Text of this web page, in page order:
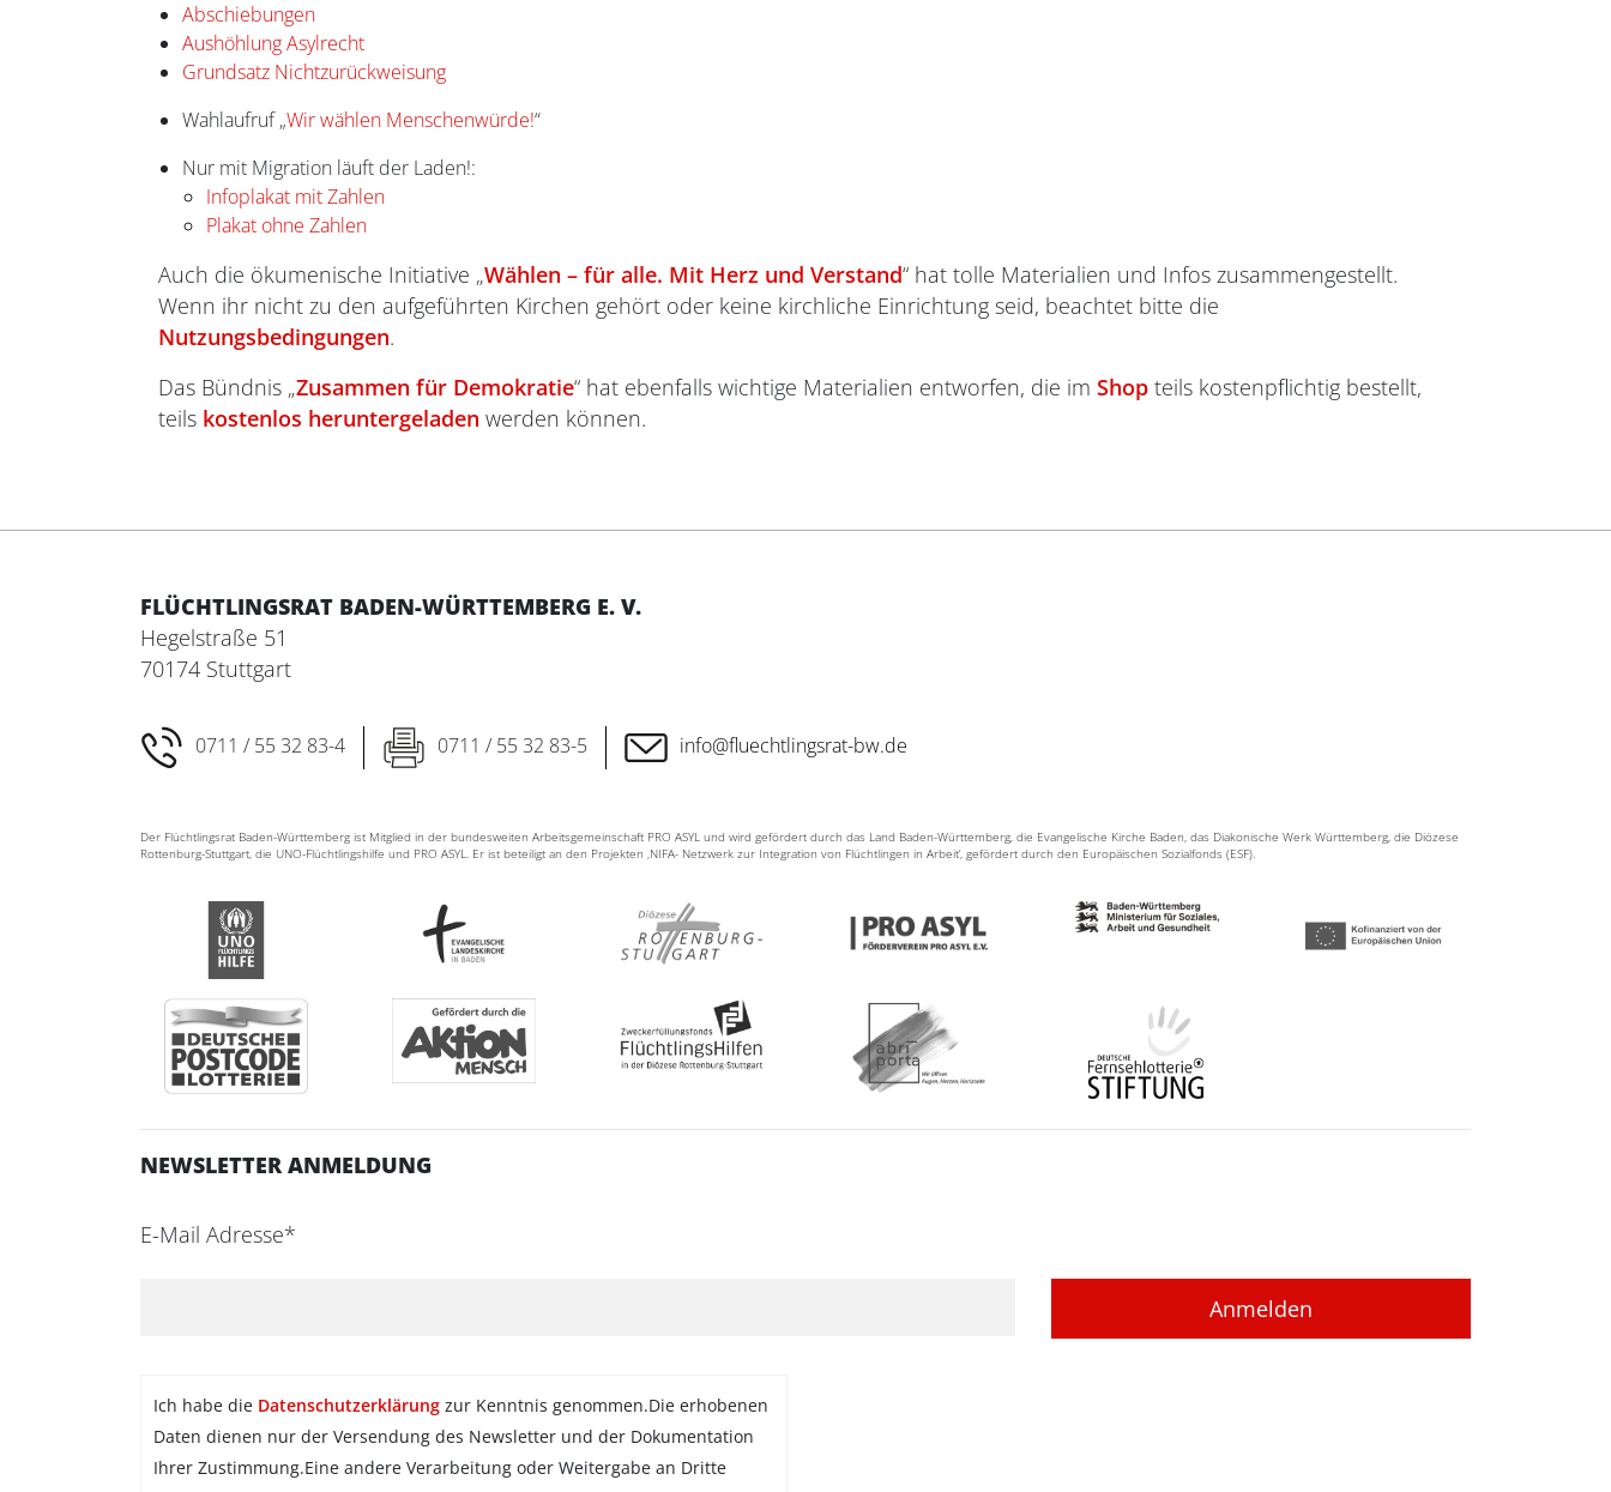
Abschiebungen
Aushöhlung Asylrecht
Grundsatz Nichtzurückweisung
Wahlaufruf „Wir wählen Menschenwürde!“
Nur mit Migration läuft der Laden!:
Infoplakat mit Zahlen
Plakat ohne Zahlen
Auch die ökumenische Initiative „Wählen – für alle. Mit Herz und Verstand“ hat tolle Materialien und Infos zusammengestellt.
Wenn ihr nicht zu den aufgeführten Kirchen gehört oder keine kirchliche Einrichtung seid, beachtet bitte die
Nutzungsbedingungen.
Das Bündnis „Zusammen für Demokratie“ hat ebenfalls wichtige Materialien entworfen, die im Shop teils kostenpflichtig bestellt,
teils kostenlos heruntergeladen werden können.
FLÜCHTLINGSRAT BADEN-WÜRTTEMBERG E. V.
Hegelstraße 51
70174 Stuttgart
0711 / 55 32 83-4 0711 / 55 32 83-5 info@fluechtlingsrat-bw.de
Der Flüchtlingsrat Baden-Württemberg ist Mitglied in der bundesweiten Arbeitsgemeinschaft PRO ASYL und wird gefördert durch das Land Baden-Württemberg, die Evangelische Kirche Baden, das Diakonische Werk Württemberg, die Diözese
Rottenburg-Stuttgart, die UNO-Flüchtlingshilfe und PRO ASYL. Er ist beteiligt an den Projekten ‚NIFA- Netzwerk zur Integration von Flüchtlingen in Arbeit‘, gefördert durch den Europäischen Sozialfonds (ESF).
NEWSLETTER ANMELDUNG
E-Mail Adresse*
Ich habe die Datenschutzerklärung zur Kenntnis genommen.Die erhobenen
Daten dienen nur der Versendung des Newsletter und der Dokumentation
Ihrer Zustimmung.Eine andere Verarbeitung oder Weitergabe an Dritte